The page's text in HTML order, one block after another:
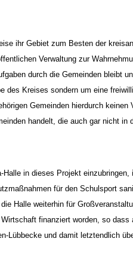
ihr Gebiet zum Besten der
Verwaltung zur
durch die Gemeinden bleibt
Kreises sondern um eine
Gemeinden hierdurch
handelt, die auch gar nicht in
in dieses Projekt
für den Schulsport
Halle weiterhin für
finanziert worden, so dass
Lübbecke und damit letztendlich